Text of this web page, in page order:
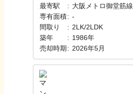
最寄駅
: 大阪メトロ御堂筋線
専有面積: -
間取り
: 2LK/2LDK
築年
: 1986年
売却時期 : 2026年5月